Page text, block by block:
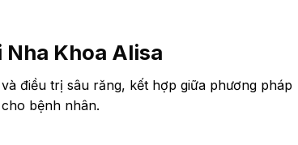
Nha Khoa Alisa
điều trị sâu răng, kết hợp giữa phương pháp
bệnh nhân.